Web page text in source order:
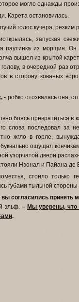
могло однажды
Карета остановилась.
голос кучера,
запуская
паутинка из морщин.
вышел из крытой
в очередной раз
в сторону кованых
, - робко отозвалась она,
боясь превратиться
слова последовал за
жгло в горле,
ощущал
узорчатой двери
Нэонал и Пайана де
стоило только
губами тыльной
согласились принять
эльф.– Мы уверены, что
.